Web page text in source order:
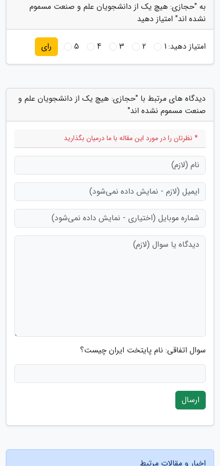
به "حجازی: هیچ یک از دانشجویان علم و صنعت مسموم
نشده اند" امتیاز دهید
امتیاز دهید:1
2
3
4
5 رای
دیدگاه های مرتبط با "حجازی: هیچ یک از دانشجویان علم و
صنعت مسموم نشده اند"
* نظرتان را در مورد این مقاله با ما درمیان بگذارید
سوال اتفاقی: نام پایتخت ایران چیست؟
ارسال
اخبار و مقالات مرتبط